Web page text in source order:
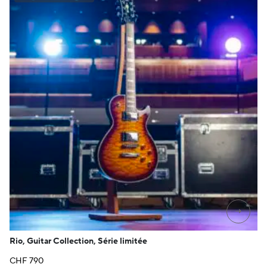
→
Rio, Guitar Collection, Série limitée
CHF790